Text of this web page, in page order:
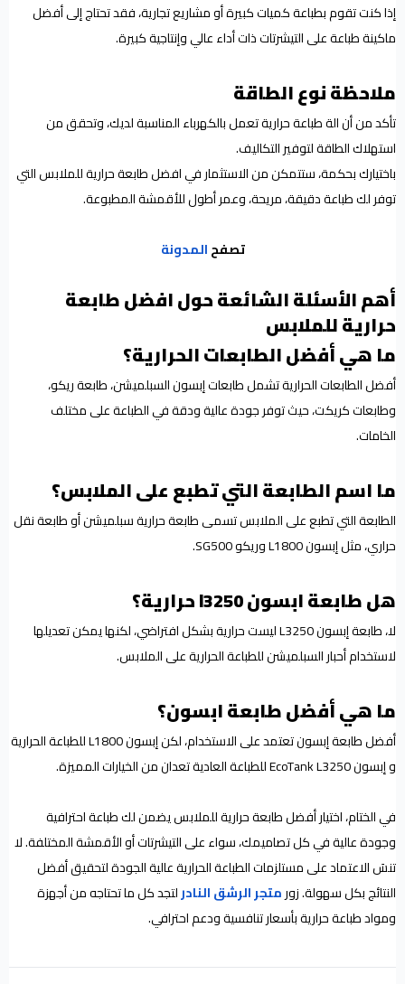
إذا كنت تقوم بطباعة كميات كبيرة أو مشاريع تجارية، فقد تحتاج إلى أفضل
ماكينة طباعة على التيشرتات ذات أداء عالي وإنتاجية كبيرة.
ملاحظة نوع الطاقة
تأكد من أن الة طباعة حرارية تعمل بالكهرباء المناسبة لديك، وتحقق من
استهلاك الطاقة لتوفير التكاليف.
باختيارك بحكمة، ستتمكن من الاستثمار في افضل طابعة حرارية للملابس التي
توفر لك طباعة دقيقة، مريحة، وعمر أطول للأقمشة المطبوعة.
تصفحالمدونة
أهم الأسئلة الشائعة حول افضل طابعة
حرارية للملابس
ما هي أفضل الطابعات الحرارية؟
أفضل الطابعات الحرارية تشمل طابعات إبسون السبلميشن، طابعة ريكو،
وطابعات كريكت، حيث توفر جودة عالية ودقة في الطباعة على مختلف
الخامات.
ما اسم الطابعة التي تطبع على الملابس؟
الطابعة التي تطبع على الملابس تسمى طابعة حرارية سبلميشن أو طابعة نقل
حراري، مثل إبسون L1800 وريكو SG500.
هل طابعة ابسون l3250 حرارية؟
لا، طابعة إبسون L3250 ليست حرارية بشكل افتراضي، لكنها يمكن تعديلها
لاستخدام أحبار السبلميشن للطباعة الحرارية على الملابس.
ما هي أفضل طابعة ابسون؟
أفضل طابعة إبسون تعتمد على الاستخدام، لكن إبسون L1800 للطباعة الحرارية
و إبسون EcoTank L3250 للطباعة العادية تعدان من الخيارات المميزة.
في الختام، اختيار أفضل طابعة حرارية للملابس يضمن لك طباعة احترافية
وجودة عالية في كل تصاميمك، سواء على التيشرتات أو الأقمشة المختلفة. لا
تنسَ الاعتماد على مستلزمات الطباعة الحرارية عالية الجودة لتحقيق أفضل
النتائج بكل سهولة. زورمتجر الرشق النادرلتجد كل ما تحتاجه من أجهزة
ومواد طباعة حرارية بأسعار تنافسية ودعم احترافي.